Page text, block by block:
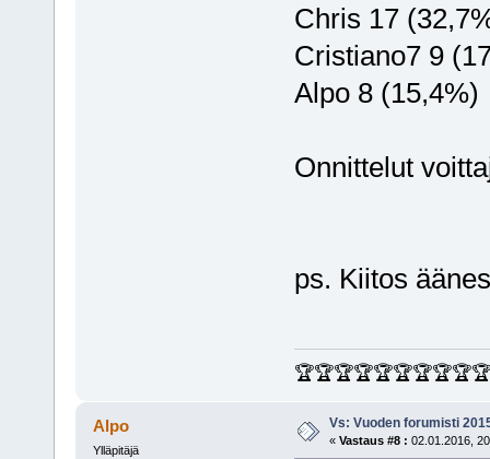
Chris 17
Cristiano7 9
Alpo 8 (15,4%)
Onnittelut
ps. Kiitos
Alpo
Ylläpitäjä
Vs: Vuoden forumisti
« Vastaus #8 : 02.01.2016,